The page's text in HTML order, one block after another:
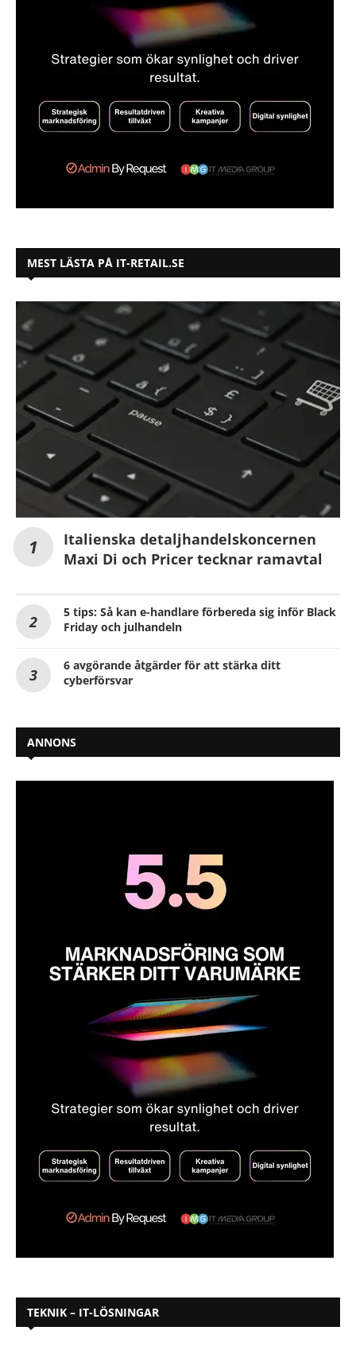
MEST LÄSTA PÅ IT-RETAIL.SE
Italienska detaljhandelskoncernen
Maxi Di och Pricer tecknar ramavtal
5 tips: Så kan e-handlare förbereda sig inför Black
Friday och julhandeln
6 avgörande åtgärder för att stärka ditt
cyberförsvar
ANNONS
TEKNIK – IT-LÖSNINGAR